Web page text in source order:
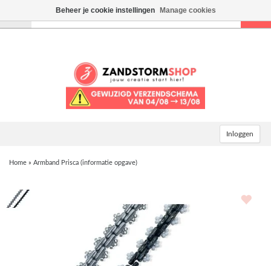
Inloggen
Home » Armband Prisca (informatie opgave)
Beheer je cookie instellingen Manage cookies